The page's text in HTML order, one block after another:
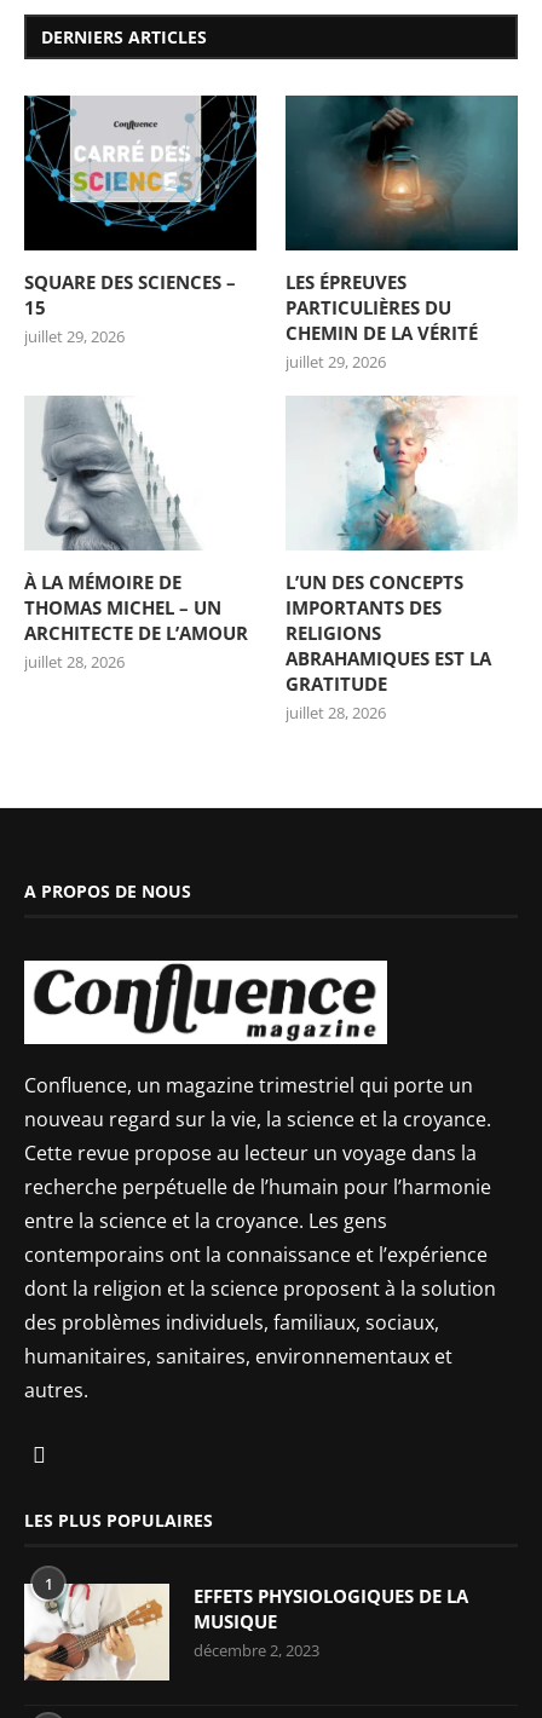
DERNIERS ARTICLES
SQUARE DES SCIENCES –
15
juillet 29, 2026
LES ÉPREUVES
PARTICULIÈRES DU
CHEMIN DE LA VÉRITÉ
juillet 29, 2026
À LA MÉMOIRE DE
THOMAS MICHEL – UN
ARCHITECTE DE L’AMOUR
juillet 28, 2026
L’UN DES CONCEPTS
IMPORTANTS DES
RELIGIONS
ABRAHAMIQUES EST LA
GRATITUDE
juillet 28, 2026
A PROPOS DE NOUS
Confluence, un magazine trimestriel qui porte un
nouveau regard sur la vie, la science et la croyance.
Cette revue propose au lecteur un voyage dans la
recherche perpétuelle de l’humain pour l’harmonie
entre la science et la croyance. Les gens
contemporains ont la connaissance et l’expérience
dont la religion et la science proposent à la solution
des problèmes individuels, familiaux, sociaux,
humanitaires, sanitaires, environnementaux et
autres.
LES PLUS POPULAIRES
1
EFFETS PHYSIOLOGIQUES DE LA
MUSIQUE
décembre 2, 2023